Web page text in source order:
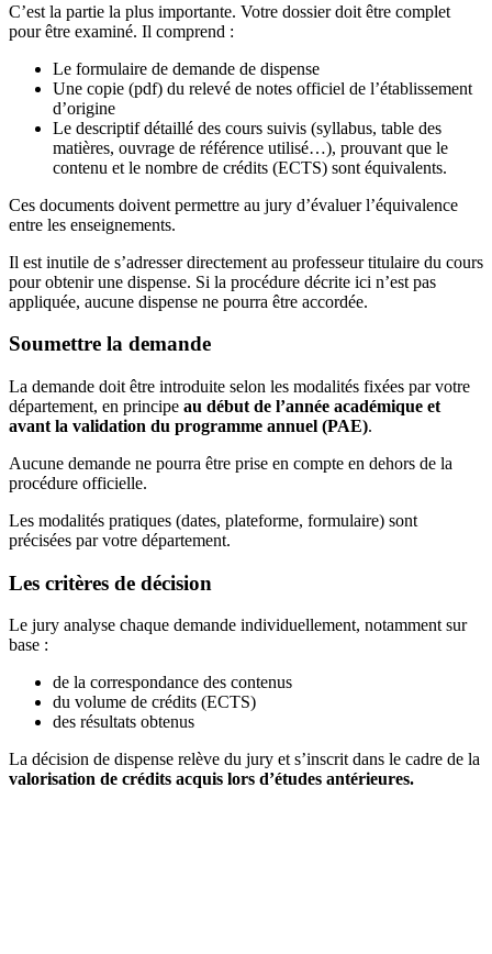
C’est la partie la plus importante. Votre dossier doit être complet
pour être examiné. Il comprend :
Le formulaire de demande de dispense
Une copie (pdf) du relevé de notes officiel de l’établissement
d’origine
Le descriptif détaillé des cours suivis (syllabus, table des
matières, ouvrage de référence utilisé…), prouvant que le
contenu et le nombre de crédits (ECTS) sont équivalents.
Ces documents doivent permettre au jury d’évaluer l’équivalence
entre les enseignements.
Il est inutile de s’adresser directement au professeur titulaire du cours
pour obtenir une dispense. Si la procédure décrite ici n’est pas
appliquée, aucune dispense ne pourra être accordée.
Soumettre la demande
La demande doit être introduite selon les modalités fixées par votre
département, en principe au début de l’année académique et
avant la validation du programme annuel (PAE).
Aucune demande ne pourra être prise en compte en dehors de la
procédure officielle.
Les modalités pratiques (dates, plateforme, formulaire) sont
précisées par votre département.
Les critères de décision
Le jury analyse chaque demande individuellement, notamment sur
base :
de la correspondance des contenus
du volume de crédits (ECTS)
des résultats obtenus
La décision de dispense relève du jury et s’inscrit dans le cadre de la
valorisation de crédits acquis lors d’études antérieures.